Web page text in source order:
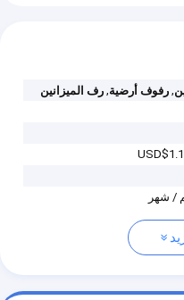
,رفوف أرضية,رف الميزانين